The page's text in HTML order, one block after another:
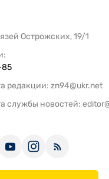
Острожских, 19/1
редакции: zn94@ukr.net
службы новостей: